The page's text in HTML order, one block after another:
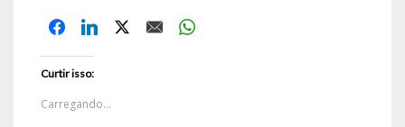
Curtir isso:
Carregando...